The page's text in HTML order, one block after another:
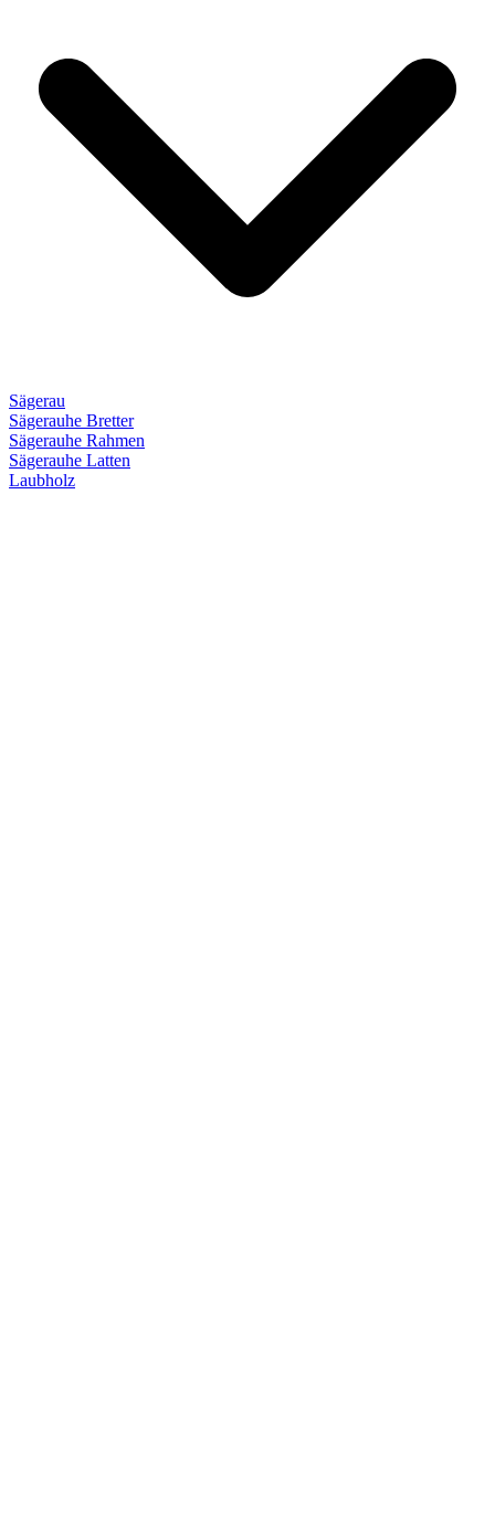
Sägerau
Sägerauhe Bretter
Sägerauhe Rahmen
Sägerauhe Latten
Laubholz